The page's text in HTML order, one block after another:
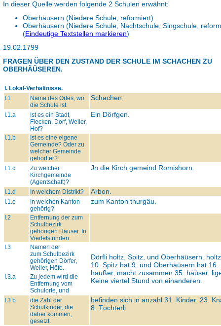
In dieser Quelle werden folgende 2 Schulen erwähnt:
Oberhäusern (Niedere Schule, reformiert)
Oberhäusern (Niedere Schule, Nachtschule, Singschule,
(Eindeutige Textstellen markieren)
19.02.1799
FRAGEN ÜBER DEN ZUSTAND DER SCHULE IM SCHACHEN ZU
OBERHÄÜSEREN.
I. Lokal-Verhältnisse.
I.1
Name des Ortes, wo
die Schule ist.
Schachen;
I.1.a
Ist es ein Stadt,
Flecken, Dorf, Weiler,
Hof?
Ein Dörfgen.
I.1.b
Ist es eine eigene
Gemeinde? Oder zu
welcher Gemeinde
gehört er?
I.1.c
Zu welcher
Kirchgemeinde
(Agentschaft)?
Jn die Kirch gemeind Romishorn.
I.1.d In welchem Distrikt? Arbon.
I.1.e
In welchen Kanton
gehörig?
zum Kanton thurgäu.
I.2
Entfernung der zum
Schulbezirk
gehörigen Häuser. In
Viertelstunden.
I.3
Namen der
zum Schulbezirk
gehörigen Dörfer,
Weiler, Höfe.
Dörfli holtz, Spitz, und Oberhäüsern.
10. Spitz hat 9. und Oberhäüsern hat 16.
häüßer, macht zusammen 35. häüser,
Keine viertel Stund von einanderen.
I.3.a
Zu jedem wird die
Entfernung vom
Schulorte, und
I.3.b
die Zahl der
Schulkinder, die
daher kommen,
gesetzt.
befinden sich in anzahl 31. Kinder. 23.
8. Töchterli